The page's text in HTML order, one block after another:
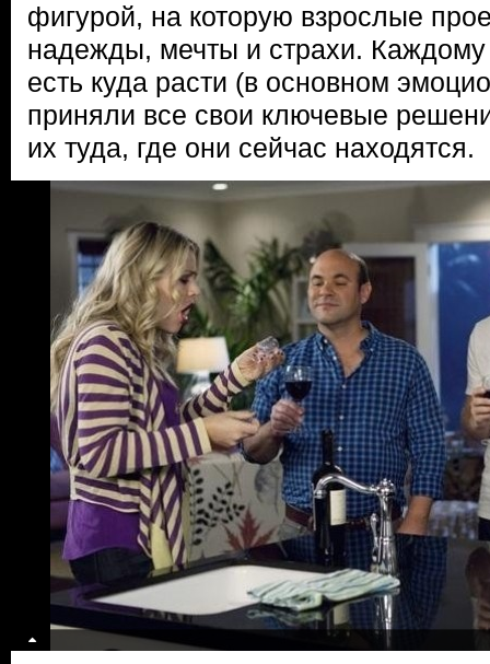
фигурой, на которую взрослые
надежды, мечты и страхи.
есть куда расти (в основном
приняли все свои ключевые
их туда, где они сейчас находятся.